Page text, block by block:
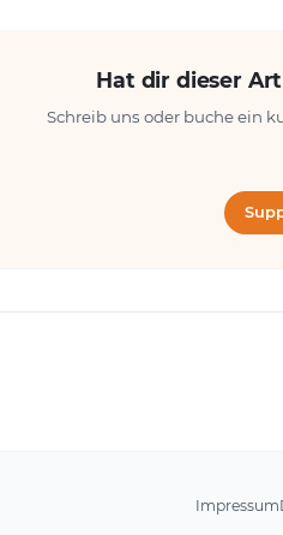
Hat dir dieser
Schreib uns oder buche ein
Impressum